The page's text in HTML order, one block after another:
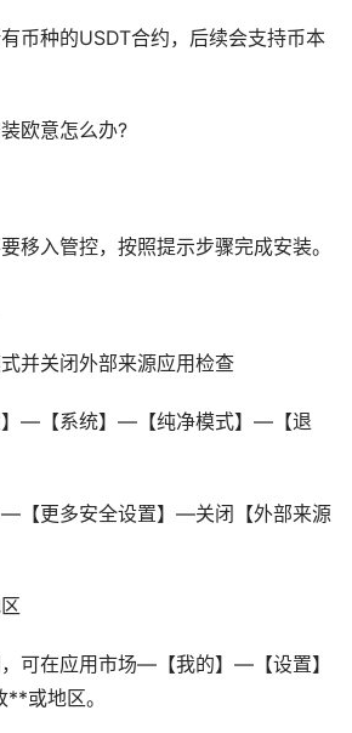
币种的USDT合约，后续会支持币本
欧意怎么办?
移入管控，按照提示步骤完成安装。
并关闭外部来源应用检查
—【系统】—【纯净模式】—【退
—【更多安全设置】—关闭【外部来源
可在应用市场—【我的】—【设置】
或地区。